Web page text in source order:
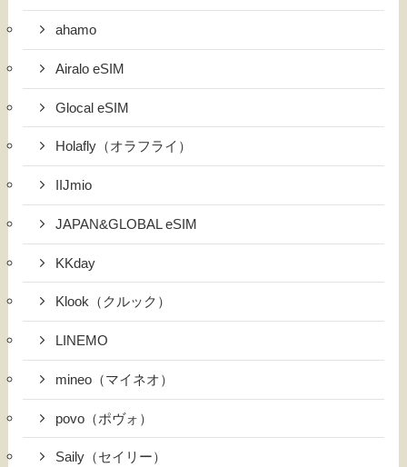
ahamo
Airalo eSIM
Glocal eSIM
Holafly（オラフライ）
IIJmio
JAPAN&GLOBAL eSIM
KKday
Klook（クルック）
LINEMO
mineo（マイネオ）
povo（ポヴォ）
Saily（セイリー）